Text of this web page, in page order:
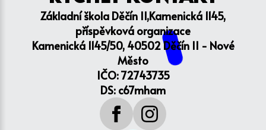
Základní škola Děčín II,Kamenická 1145,
příspěvková organizace
Kamenická 1145/50, 40502 Děčín II - Nové
Město
IČO: 72743735
DS: c67mham